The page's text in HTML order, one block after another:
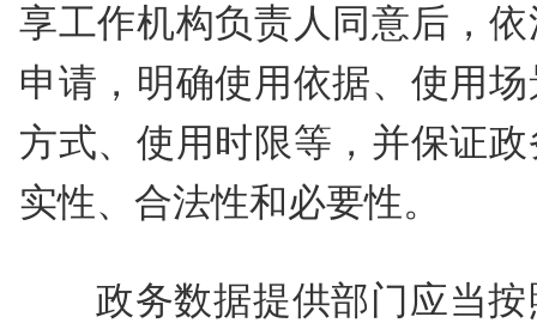
享工作机构负责人同意后，
申请，明确使用依据、使用
方式、使用时限等，并保证
实性、合法性和必要性。
政务数据提供部门应当